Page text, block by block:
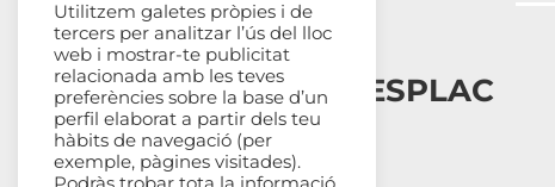
Esplais Catalans, ESPLAC
Qui som
Com ens organitzem
Utilitzem galetes pròpies i de
tercers per analitzar l’ús del lloc
web i mostrar-te publicitat
relacionada amb les teves
preferències sobre la base d’un
perfil elaborat a partir dels teu
hàbits de navegació (per
exemple, pàgines visitades).